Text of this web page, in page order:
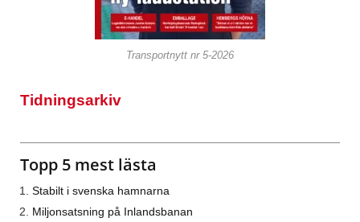
Transportnytt nr 5-2026
Tidningsarkiv
Topp 5 mest lästa
Stabilt i svenska hamnarna
Miljonsatsning på Inlandsbanan